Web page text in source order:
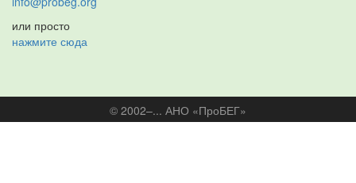
или просто
нажмите сюда
© 2002–... АНО «ПроБЕГ»